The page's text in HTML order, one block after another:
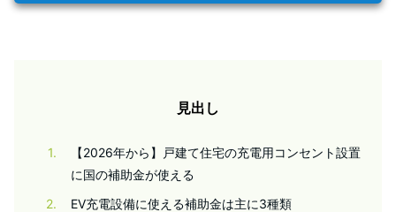
見出し
1
【2026年から】戸建て住宅の充電用コンセント設置
に国の補助金が使える
2
EV充電設備に使える補助金は主に3種類